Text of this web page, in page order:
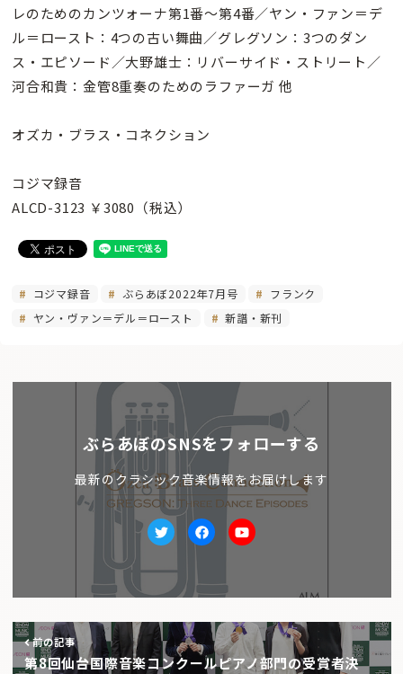
レのためのカンツォーナ第1番〜第4番／ヤン・ファン＝デ
ル＝ロースト：4つの古い舞曲／グレグソン：3つのダン
ス・エピソード／大野雄士：リバーサイド・ストリート／
河合和貴：金管8重奏のためのラファーガ 他
オズカ・ブラス・コネクション
コジマ録音
ALCD-3123 ￥3080（税込）
コジマ録音 ぶらあぼ2022年7月号
フランク
ヤン・ヴァン＝デル＝ロースト
新譜・新刊
ぶらあぼのSNSをフォローする
最新のクラシック音楽情報をお届けします
TwitterfacebookYoutube
前の記事
第8回仙台国際音楽コンクールピアノ部門の受賞者決